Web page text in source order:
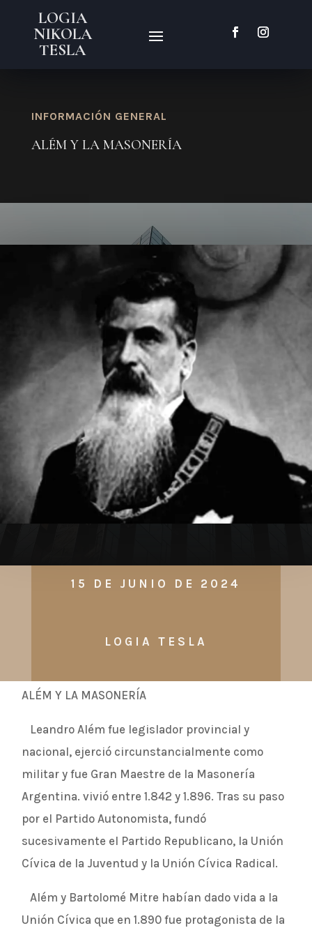
LOGIA
NIKOLA
TESLA
INFORMACIÓN GENERAL
ALÉM Y LA MASONERÍA
15 DE JUNIO DE 2024
LOGIA TESLA
ALÉM Y LA MASONERÍA
Leandro Além fue legislador provincial y
nacional, ejerció circunstancialmente como
militar y fue Gran Maestre de la Masonería
Argentina. vivió entre 1.842 y 1.896. Tras su paso
por el Partido Autonomista, fundó
sucesivamente el Partido Republicano, la Unión
Cívica de la Juventud y la Unión Cívica Radical.
Além y Bartolomé Mitre habían dado vida a la
Unión Cívica que en 1.890 fue protagonista de la